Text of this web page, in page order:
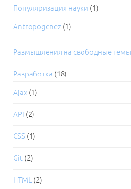
Популяризация науки (1)
Antropogenez (1)
Размышления на свободные темы
Разработка (18)
Ajax (1)
API (2)
CSS (1)
Git (2)
HTML (2)